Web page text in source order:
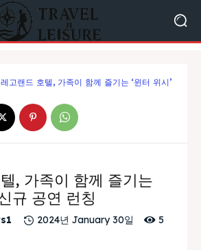
레고랜드 호텔, 가족이 함께 즐기는 ‘윈터 위시’
, 가족이 함께 즐기는
규 공연 런칭
2024년 January 30일 5